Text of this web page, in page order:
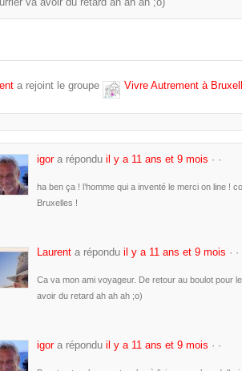
a rejoint le groupe Vivre Autrement à
igora répondu il y a 11 ans et 9 mois · ·
ha ben ça ! l’homme qui a inventé le merci on line !
Bruxelles !
Laurenta répondu il y a 11 ans et 9 mois · ·
Ca va mon ami voyageur. De retour au boulot pour
avoir du retard ah ah ah ;o)
igora répondu il y a 11 ans et 9 mois · ·